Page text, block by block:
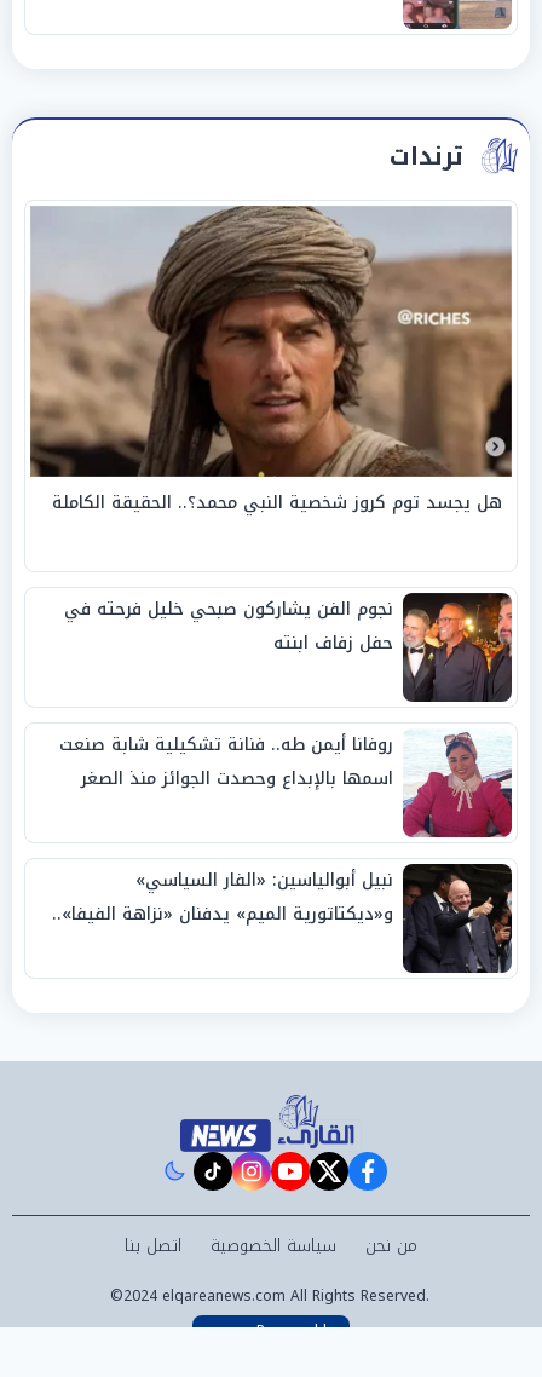
ترندات
هل يجسد توم كروز شخصية النبي محمد؟.. الحقيقة الكاملة
نجوم الفن يشاركون صبحي خليل فرحته في
حفل زفاف ابنته
روفانا أيمن طه.. فنانة تشكيلية شابة صنعت
اسمها بالإبداع وحصدت الجوائز منذ الصغر
نبيل أبوالياسين: «الفار السياسي»
و«ديكتاتورية الميم» يدفنان «نزاهة الفيفا»..
facebook
twitter
youtube
instagram
tiktok
من نحن سياسة الخصوصية اتصل بنا
©2024 elqareanews.com All Rights Reserved.
Powered by